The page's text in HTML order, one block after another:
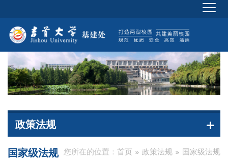
政策法规
您所在的位置： 首页 政策法规 国家级法规
国家级法规